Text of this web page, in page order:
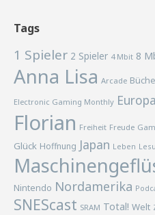
Tags
1 Spieler 2 Spieler 4 Mbit 8
Anna Lisa Arcade
Electronic Gaming Monthly Europa
Florian Freiheit Freude
Glück Hoffnung Japan Leben
Nintendo Nordamerika
SNEScast SRAM Total! Welt